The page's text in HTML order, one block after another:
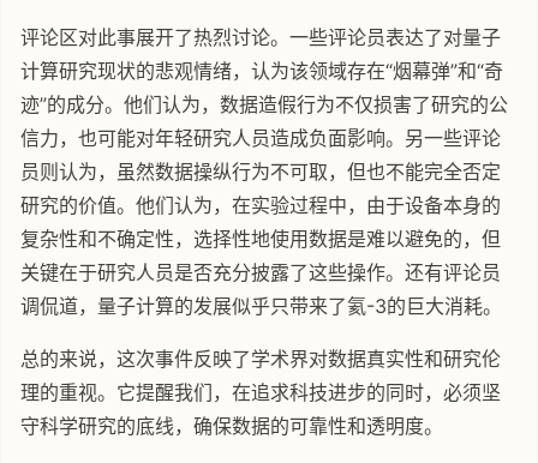
评论区对此事展开了热烈讨论。一些评论员表达了对量子
计算研究现状的悲观情绪，认为该领域存在“烟幕弹”和“奇
迹”的成分。他们认为，数据造假行为不仅损害了研究的公
信力，也可能对年轻研究人员造成负面影响。另一些评论
员则认为，虽然数据操纵行为不可取，但也不能完全否定
研究的价值。他们认为，在实验过程中，由于设备本身的
复杂性和不确定性，选择性地使用数据是难以避免的，但
关键在于研究人员是否充分披露了这些操作。还有评论员
调侃道，量子计算的发展似乎只带来了氦-3的巨大消耗。
总的来说，这次事件反映了学术界对数据真实性和研究伦
理的重视。它提醒我们，在追求科技进步的同时，必须坚
守科学研究的底线，确保数据的可靠性和透明度。